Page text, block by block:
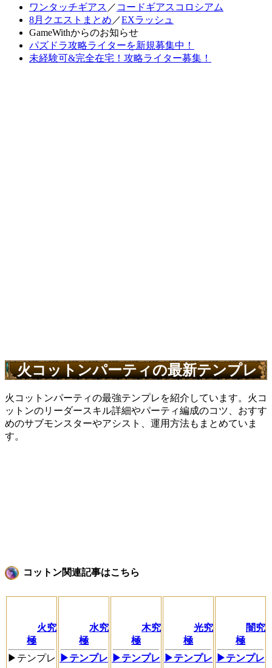
ワンタッチギアス ／ コードギアスコロシアム
8月クエストまとめ ／EXラッシュ
GameWithからのお知らせ
パズドラ攻略ライターを新規募集中！
未経験可&完全在宅！攻略ライター募集！
火コットンパーティの最新テンプレ
火コットンパーティの最強テンプレを紹介しています。火コ
ットンのリーダースキル詳細やパーティ編成のコツ、おすす
めのサブモンスターやアシスト、運用方法もまとめていま
す。
コットン関連記事はこちら
火究
極
▶テンプレ
水究
極
▶テンプレ
木究
極
▶テンプレ
光究
極
▶テンプレ
闇究
極
▶テンプレ